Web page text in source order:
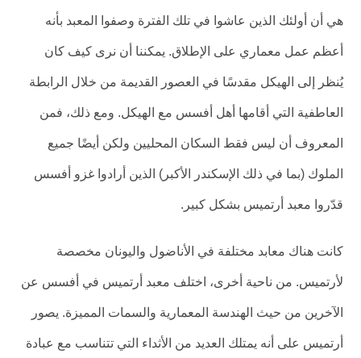
هي أن أولئك الذين عاشوا في تلك الفترة وصفوا المعبد بأنه
أعظم عمل معماري على الإطلاق. يمكننا أن نرى كيف كان
يُنظر إلى الهيكل مقدسًا في العصور القديمة من خلال الرابطة
العاطفية التي أقامها أهل أفسس مع الهيكل. ومع ذلك، فمن
المعروف أن ليس فقط السكان المحليين ولكن أيضًا جميع
الملوك (بما في ذلك الإسكندر الأكبر) الذين أرادوا غزو أفسس
قدّروا معبد أرتميس بشكل كبير.
كانت هناك معابد مختلفة في الأناضول واليونان مخصصة
لأرتميس. من ناحية أخرى، اختلف معبد أرتميس في أفسس عن
الآخرين من حيث الهندسة المعمارية والسمات المميزة. يصور
أرتميس على أنه يمتلك العديد من الأثداء التي تتناسب مع عبادة